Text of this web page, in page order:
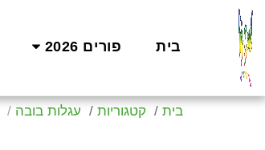
בית פורים 2026
בית קטגוריות עגלות בובה